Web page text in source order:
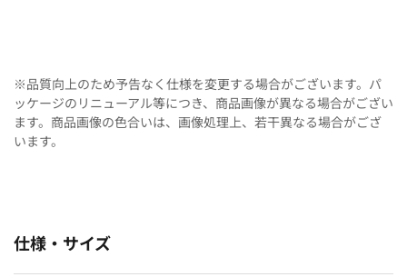
※品質向上のため予告なく仕様を変更する場合がございます。パ
ッケージのリニューアル等につき、商品画像が異なる場合がござい
ます。商品画像の色合いは、画像処理上、若干異なる場合がござ
います。
仕様・サイズ